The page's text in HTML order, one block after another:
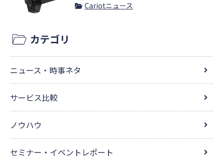
Cariotニュース
カテゴリ
ニュース・時事ネタ
サービス比較
ノウハウ
セミナー・イベントレポート